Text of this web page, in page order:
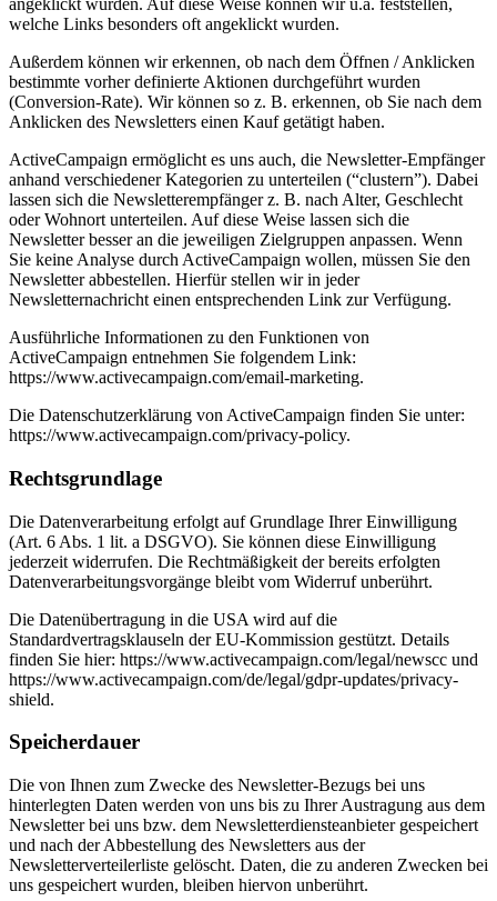
angeklickt wurden. Auf diese Weise können wir u.a. feststellen,
welche Links besonders oft angeklickt wurden.
Außerdem können wir erkennen, ob nach dem Öffnen / Anklicken
bestimmte vorher definierte Aktionen durchgeführt wurden
(Conversion-Rate). Wir können so z. B. erkennen, ob Sie nach dem
Anklicken des Newsletters einen Kauf getätigt haben.
ActiveCampaign ermöglicht es uns auch, die Newsletter-Empfänger
anhand verschiedener Kategorien zu unterteilen (“clustern”). Dabei
lassen sich die Newsletterempfänger z. B. nach Alter, Geschlecht
oder Wohnort unterteilen. Auf diese Weise lassen sich die
Newsletter besser an die jeweiligen Zielgruppen anpassen. Wenn
Sie keine Analyse durch ActiveCampaign wollen, müssen Sie den
Newsletter abbestellen. Hierfür stellen wir in jeder
Newsletternachricht einen entsprechenden Link zur Verfügung.
Ausführliche Informationen zu den Funktionen von
ActiveCampaign entnehmen Sie folgendem Link:
https://www.activecampaign.com/email-marketing.
Die Datenschutzerklärung von ActiveCampaign finden Sie unter:
https://www.activecampaign.com/privacy-policy.
Rechtsgrundlage
Die Datenverarbeitung erfolgt auf Grundlage Ihrer Einwilligung
(Art. 6 Abs. 1 lit. a DSGVO). Sie können diese Einwilligung
jederzeit widerrufen. Die Rechtmäßigkeit der bereits erfolgten
Datenverarbeitungsvorgänge bleibt vom Widerruf unberührt.
Die Datenübertragung in die USA wird auf die
Standardvertragsklauseln der EU-Kommission gestützt. Details
finden Sie hier: https://www.activecampaign.com/legal/newscc und
https://www.activecampaign.com/de/legal/gdpr-updates/privacy-
shield.
Speicherdauer
Die von Ihnen zum Zwecke des Newsletter-Bezugs bei uns
hinterlegten Daten werden von uns bis zu Ihrer Austragung aus dem
Newsletter bei uns bzw. dem Newsletterdiensteanbieter gespeichert
und nach der Abbestellung des Newsletters aus der
Newsletterverteilerliste gelöscht. Daten, die zu anderen Zwecken bei
uns gespeichert wurden, bleiben hiervon unberührt.